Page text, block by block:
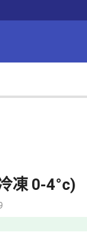
凍 0-4°c)